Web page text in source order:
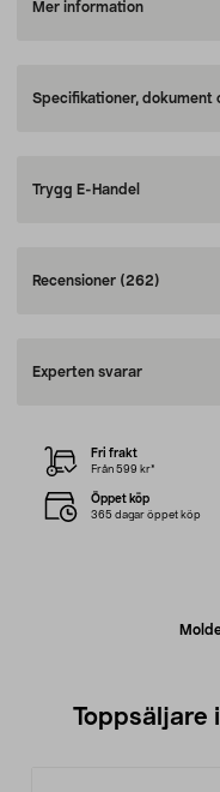
Mer information
Specifikationer, dokument
Trygg E-Handel
Recensioner (262)
Experten svarar
Fri frakt
Från 599 kr*
Öppet köp
365 dagar öppet köp
Toppsäljare